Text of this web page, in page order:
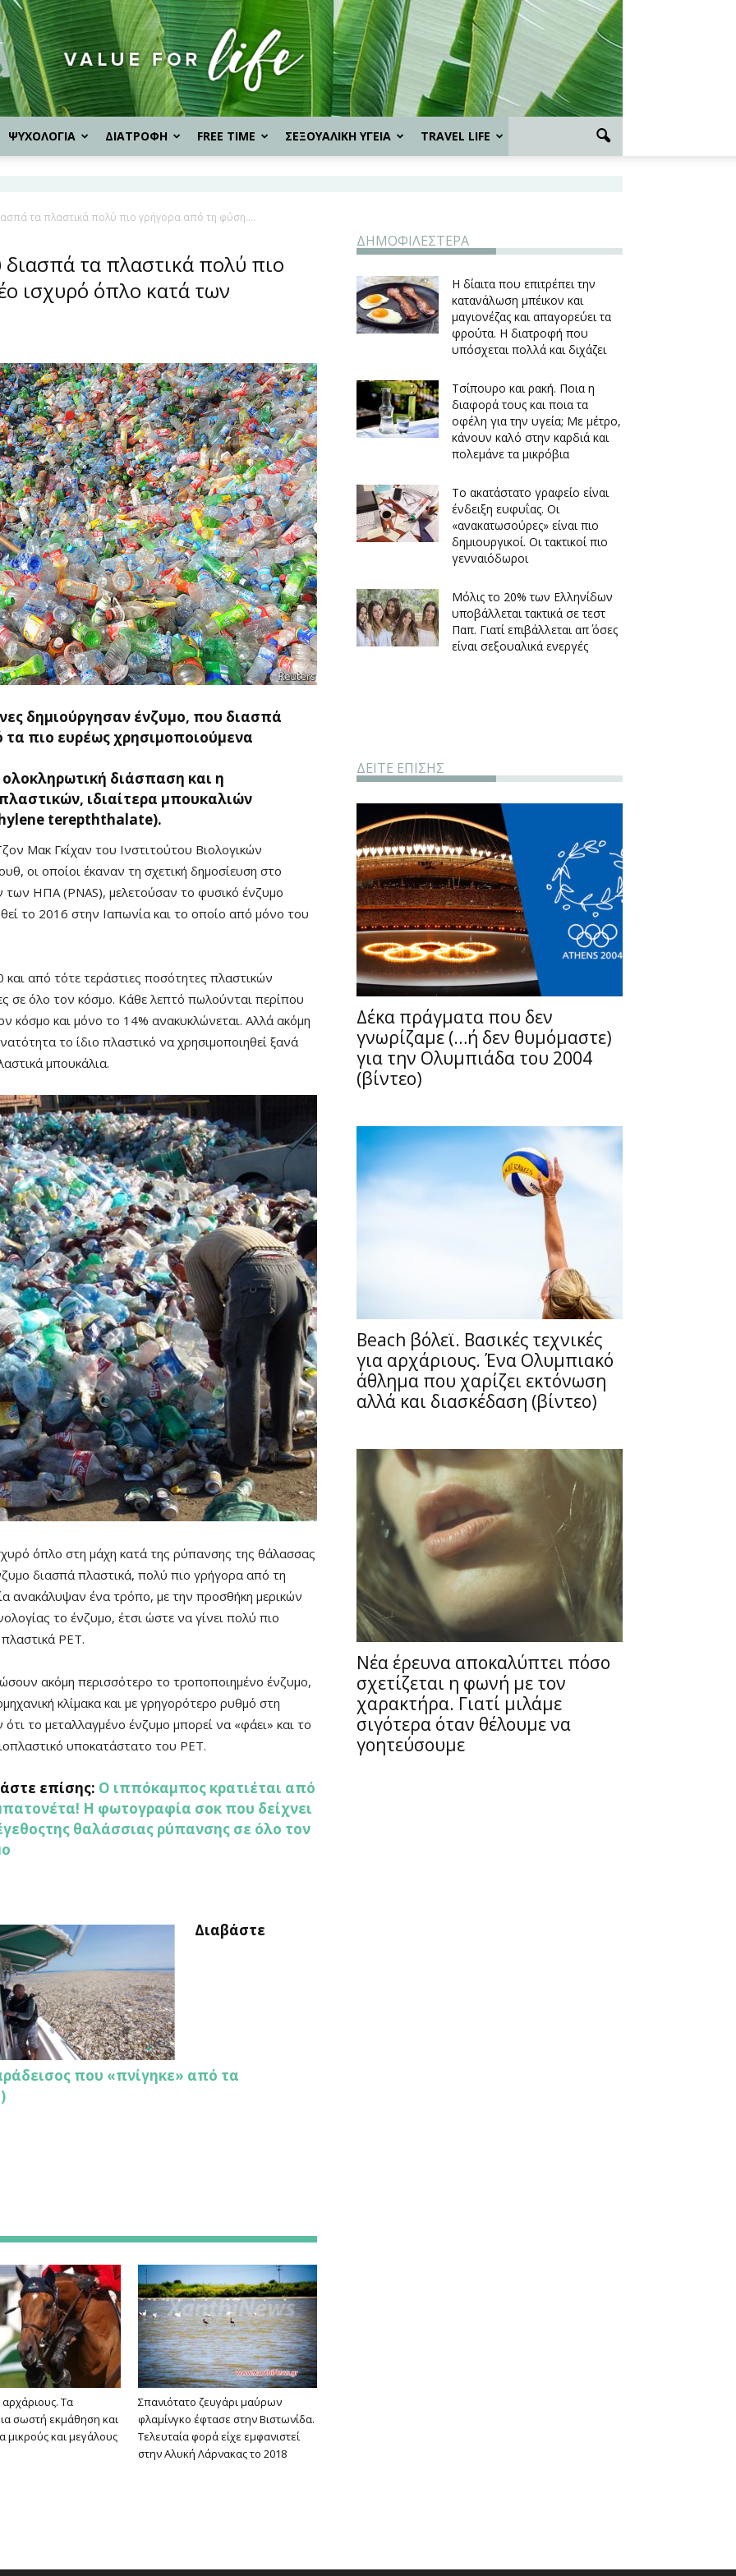
for
Life
ΨΥΧΟΛΟΓΙΑ ΔΙΑΤΡΟΦΗ FREE TIME ΣΕΞΟΥΑΛΙΚΗ ΥΓΕΙΑ TRAVEL LIFE
τα πλαστικά πολύ πιο γρήγορα από τη φύση....
τα πλαστικά πολύ πιο
ισχυρό όπλο κατά των
δημιούργησαν ένζυμο, που διασπά
τα πιο ευρέως χρησιμοποιούμενα
διάσπαση και η
ιδιαίτερα μπουκαλιών
terepththalate).
Μακ Γκίχαν του Ινστιτούτου Βιολογικών
οι οποίοι έκαναν τη σχετική δημοσίευση στο
των ΗΠΑ (PNAS), μελετούσαν το φυσικό ένζυμο
το 2016 στην Ιαπωνία και το οποίο από μόνο του
Fullscreen
από τότε τεράστιες ποσότητες πλαστικών
σε όλο τον κόσμο. Κάθε λεπτό πωλούνται περίπου
κόσμο και μόνο το 14% ανακυκλώνεται. Αλλά ακόμη
το ίδιο πλαστικό να χρησιμοποιηθεί ξανά
μπουκάλια.
όπλο στη μάχη κατά της ρύπανσης της θάλασσας
διασπά πλαστικά, πολύ πιο γρήγορα από τη
ανακάλυψαν ένα τρόπο, με την προσθήκη μερικών
το ένζυμο, έτσι ώστε να γίνει πολύ πιο
ΡΕΤ.
ακόμη περισσότερο το τροποποιημένο ένζυμο,
κλίμακα και με γρηγορότερο ρυθμό στη
το μεταλλαγμένο ένζυμο μπορεί να «φάει» και το
υποκατάστατο του ΡΕΤ.
επίσης: Ο ιππόκαμπος κρατιέται από
Η φωτογραφία σοκ που δείχνει
θαλάσσιας ρύπανσης σε όλο τον
Διαβάστε
που «πνίγηκε» από τα
αρχάριους. Τα
σωστή εκμάθηση και
μικρούς και μεγάλους
Σπανιότατο ζευγάρι μαύρων
φλαμίνγκο έφτασε στην Βιστωνίδα.
Τελευταία φορά είχε εμφανιστεί
στην Αλυκή Λάρνακας το 2018
ΔΗΜΟΦΙΛΕΣΤΕΡΑ
Η δίαιτα που επιτρέπει την
κατανάλωση μπέικον και
μαγιονέζας και απαγορεύει τα
φρούτα. Η διατροφή που
υπόσχεται πολλά και διχάζει
Τσίπουρο και ρακή. Ποια η
διαφορά τους και ποια τα
οφέλη για την υγεία; Με μέτρο,
κάνουν καλό στην καρδιά και
πολεμάνε τα μικρόβια
Το ακατάστατο γραφείο είναι
ένδειξη ευφυΐας. Οι
«ανακατωσούρες» είναι πιο
δημιουργικοί. Οι τακτικοί πιο
γενναιόδωροι
Μόλις το 20% των Ελληνίδων
υποβάλλεται τακτικά σε τεστ
Παπ. Γιατί επιβάλλεται απ΄ όσες
είναι σεξουαλικά ενεργές
ΔΕΙΤΕ ΕΠΙΣΗΣ
Δέκα πράγματα που δεν
γνωρίζαμε (…ή δεν θυμόμαστε)
για την Ολυμπιάδα του 2004
(βίντεο)
Beach βόλεϊ. Βασικές τεχνικές
για αρχάριους. Ένα Ολυμπιακό
άθλημα που χαρίζει εκτόνωση
αλλά και διασκέδαση (βίντεο)
Νέα έρευνα αποκαλύπτει πόσο
σχετίζεται η φωνή με τον
χαρακτήρα. Γιατί μιλάμε
σιγότερα όταν θέλουμε να
γοητεύσουμε